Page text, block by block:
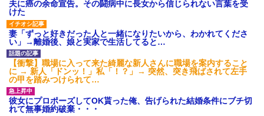
夫に癌の余命宣告。その闘病中に長女から信じられない言葉を受
けた
妻「ずっと好きだった人と一緒になりたいから、わかれてくださ
い」→離婚後、娘と実家で生活してると…
【衝撃】職場に入って来た綺麗な新人さんに職場を案内すること
に → 新人「ドンッ！」私「！？」→ 突然、突き飛ばされて左手
の甲を踏みつけられて…
彼女にプロポーズしてOK貰った俺、告げられた結婚条件にブチ切
れて無事婚約破棄・・・